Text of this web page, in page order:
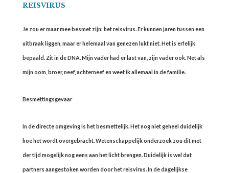
REISVIRUS
Je zou er maar mee besmet zijn: het reisvirus. Er kunnen jaren tussen een
uitbraak liggen, maar er helemaal van genezen lukt niet. Het is erfelijk
bepaald. Zit in de DNA. Mijn vader had er last van, zijn vader ook. Net als
mijn oom, broer, neef, achterneef en weet ik allemaal in de familie.
Besmettingsgevaar
In de directe omgeving is het besmettelijk. Het nog niet geheel duidelijk
hoe het wordt overgebracht. Wetenschappelijk onderzoek zou dit met
der tijd mogelijk nog eens aan het licht brengen. Duidelijk is wel dat
partners aangestoken worden door het reisvirus. In de dagelijkse